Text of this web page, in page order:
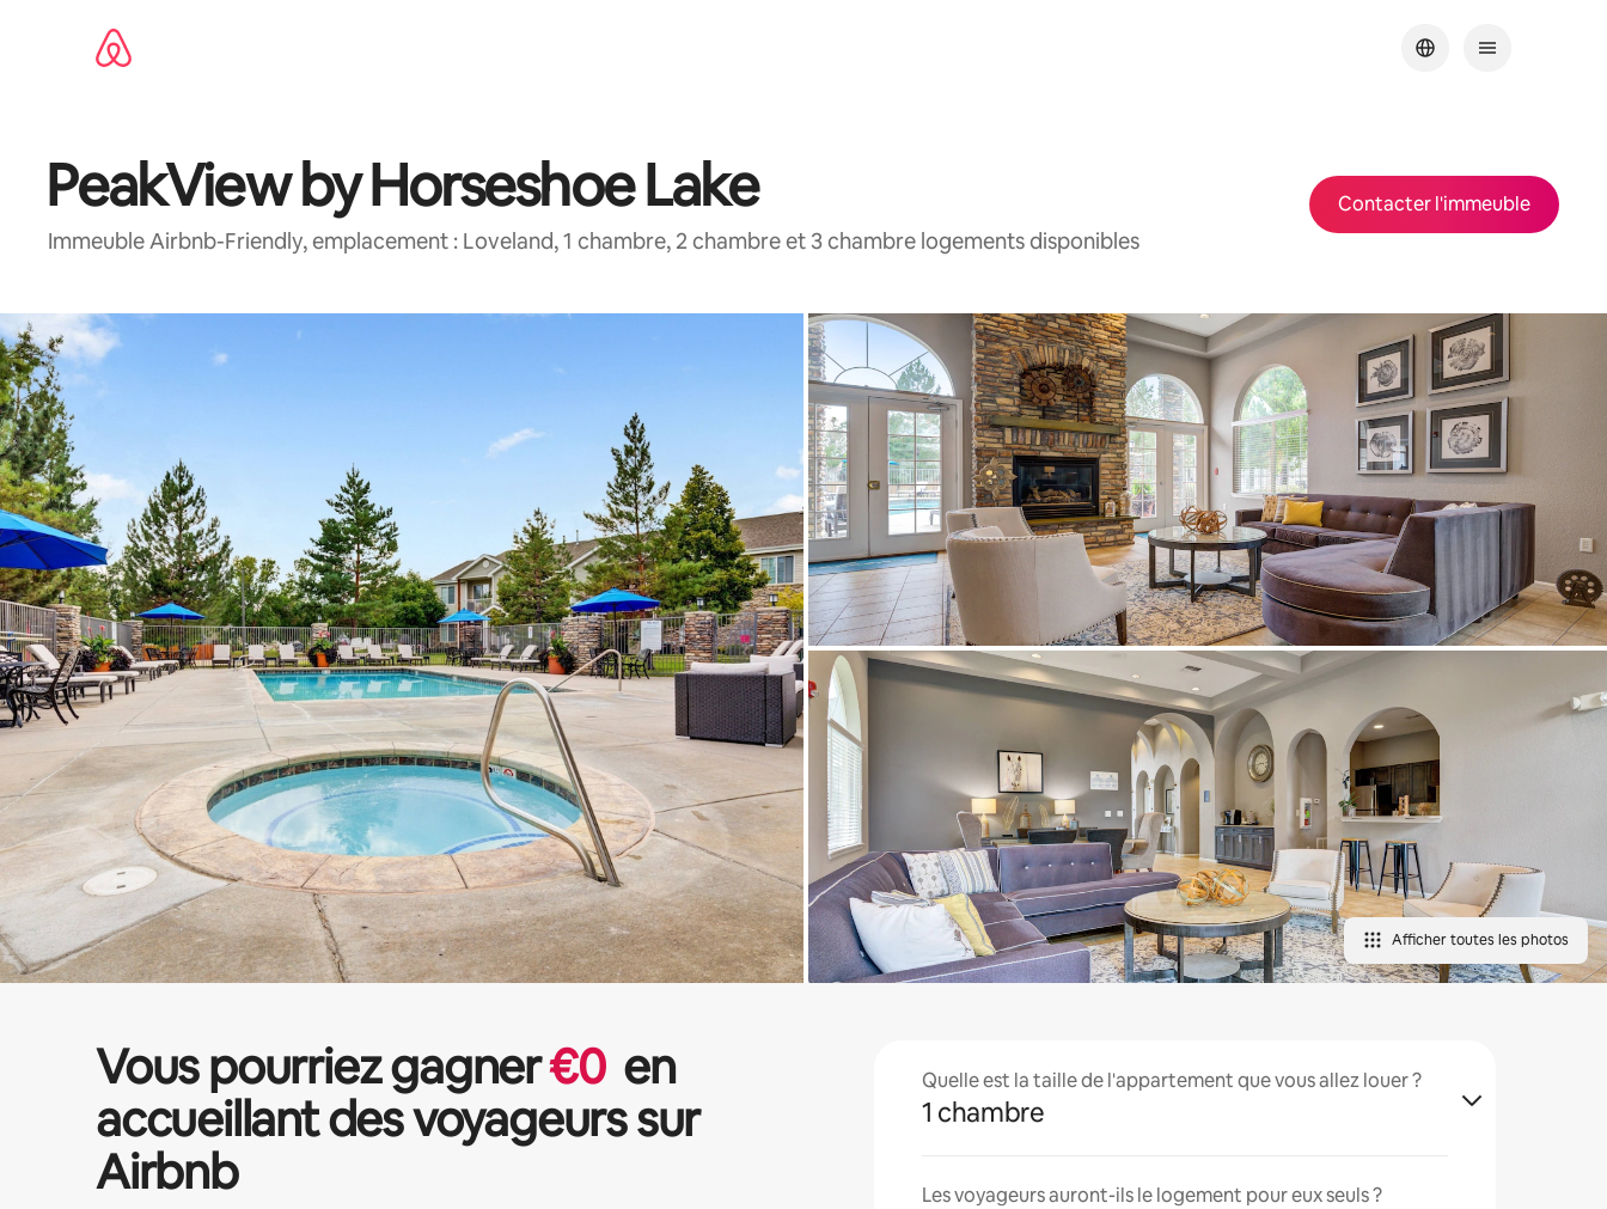
PeakView by Horseshoe Lake
Immeuble Airbnb-Friendly, emplacement : Loveland, 1 chambre, 2 chambre et 3 chambre logements disponibles
Contacter l'immeuble
Afficher toutes les photos
Vous pourriez gagner€0 en
accueillant des voyageurs sur
Airbnb
Quelle est la taille de l'appartement que vous allez louer ?
1 chambre
Les voyageurs auront-ils le logement pour eux seuls ?